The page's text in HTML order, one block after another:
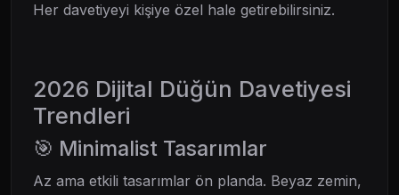
Her davetiyeyi kişiye özel hale getirebilirsiniz.
2026 Dijital Düğün Davetiyesi
Trendleri
🎯 Minimalist Tasarımlar
Az ama etkili tasarımlar ön planda. Beyaz zemin,